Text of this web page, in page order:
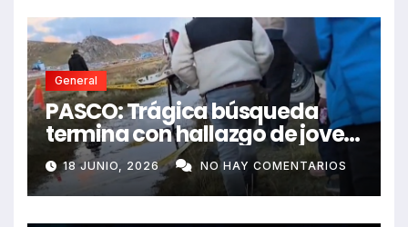
General
PASCO: Trágica búsqueda
termina con hallazgo de joven
sin vida en Rancas
18 JUNIO, 2026 NO HAY COMENTARIOS